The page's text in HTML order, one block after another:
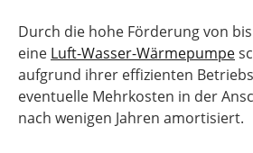
Durch die hohe Förderung von bis
eine Luft-Wasser-Wärmepumpe
aufgrund ihrer effizienten
eventuelle Mehrkosten in der
nach wenigen Jahren amortisiert.